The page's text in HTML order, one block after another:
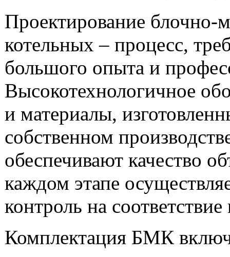
Проектирование блочно-
котельных – процесс,
большого опыта и
Высокотехнологичное
и материалы,
собственном
обеспечивают качество
каждом этапе
контроль на
Комплектация БМК